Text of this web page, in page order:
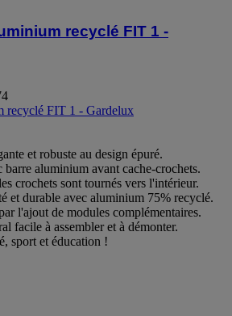
recyclé FIT 1 -
recyclé FIT 1 - Gardelux
et robuste au design épuré.
aluminium avant cache-crochets.
crochets sont tournés vers l'intérieur.
et durable avec aluminium 75% recyclé.
l'ajout de modules complémentaires.
facile à assembler et à démonter.
sport et éducation !